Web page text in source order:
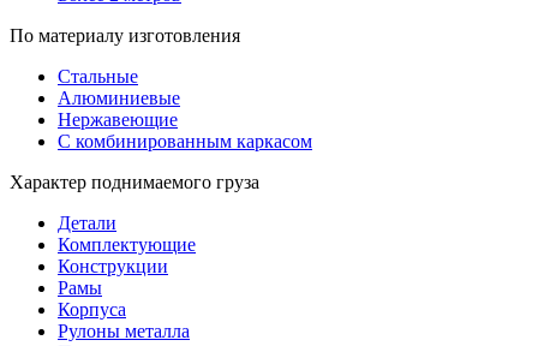
По материалу изготовления
Стальные
Алюминиевые
Нержавеющие
С комбинированным каркасом
Характер поднимаемого груза
Детали
Комплектующие
Конструкции
Рамы
Корпуса
Рулоны металла